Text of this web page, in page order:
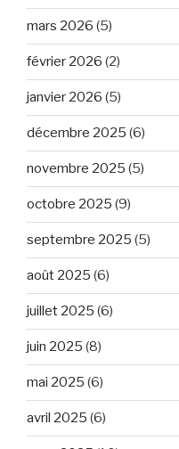
mars 2026 (5)
février 2026 (2)
janvier 2026 (5)
décembre 2025 (6)
novembre 2025 (5)
octobre 2025 (9)
septembre 2025 (5)
août 2025 (6)
juillet 2025 (6)
juin 2025 (8)
mai 2025 (6)
avril 2025 (6)